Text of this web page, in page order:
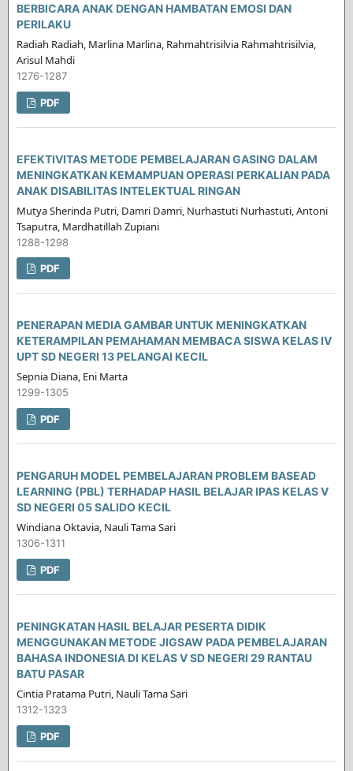
BERBICARA ANAK DENGAN HAMBATAN EMOSI DAN
PERILAKU
Radiah Radiah, Marlina Marlina, Rahmahtrisilvia Rahmahtrisilvia,
Arisul Mahdi
1276-1287
PDF
EFEKTIVITAS METODE PEMBELAJARAN GASING DALAM
MENINGKATKAN KEMAMPUAN OPERASI PERKALIAN PADA
ANAK DISABILITAS INTELEKTUAL RINGAN
Mutya Sherinda Putri, Damri Damri, Nurhastuti Nurhastuti, Antoni
Tsaputra, Mardhatillah Zupiani
1288-1298
PDF
PENERAPAN MEDIA GAMBAR UNTUK MENINGKATKAN
KETERAMPILAN PEMAHAMAN MEMBACA SISWA KELAS IV
UPT SD NEGERI 13 PELANGAI KECIL
Sepnia Diana, Eni Marta
1299-1305
PDF
PENGARUH MODEL PEMBELAJARAN PROBLEM BASEAD
LEARNING (PBL) TERHADAP HASIL BELAJAR IPAS KELAS V
SD NEGERI 05 SALIDO KECIL
Windiana Oktavia, Nauli Tama Sari
1306-1311
PDF
PENINGKATAN HASIL BELAJAR PESERTA DIDIK
MENGGUNAKAN METODE JIGSAW PADA PEMBELAJARAN
BAHASA INDONESIA DI KELAS V SD NEGERI 29 RANTAU
BATU PASAR
Cintia Pratama Putri, Nauli Tama Sari
1312-1323
PDF